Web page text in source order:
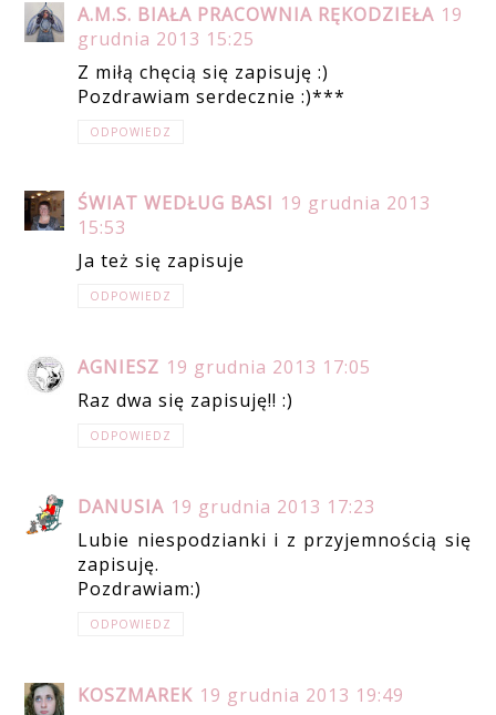
A.M.S. BIAŁA PRACOWNIA RĘKODZIEŁA 19
grudnia 2013 15:25
Z miłą chęcią się zapisuję :)
Pozdrawiam serdecznie :)***
ODPOWIEDZ
ŚWIAT WEDŁUG BASI 19 grudnia 2013
15:53
Ja też się zapisuje
ODPOWIEDZ
AGNIESZ 19 grudnia 2013 17:05
Raz dwa się zapisuję!! :)
ODPOWIEDZ
DANUSIA 19 grudnia 2013 17:23
Lubie niespodzianki i z przyjemnością się
zapisuję.
Pozdrawiam:)
ODPOWIEDZ
KOSZMAREK 19 grudnia 2013 19:49